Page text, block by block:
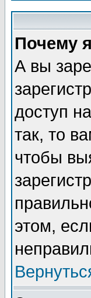
Почему
А вы
доступ
так, то
чтобы
этом,